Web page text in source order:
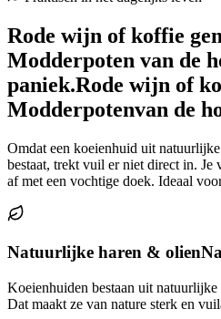
Rode wijn of koffie
Modderpoten van de
paniek.Rode wijn of
Modderpotenvan de
Omdat een koeienhuid uit
bestaat, trekt vuil er niet direct in.
af met een vochtige doek. Ideaal
Natuurlijke haren & olien
Koeienhuiden bestaan uit
Dat maakt ze van nature sterk en